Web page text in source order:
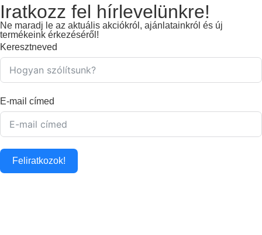
Iratkozz fel hírlevelünkre!
Ne maradj le az aktuális akciókról, ajánlatainkról és új
termékeink érkezéséről!
Keresztneved
E-mail címed
Feliratkozok!